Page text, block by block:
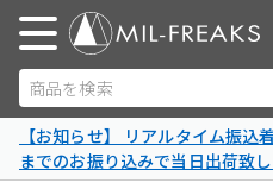
商品を検索
【お知らせ】 リアルタイム振
までのお振り込みで当日出荷致し